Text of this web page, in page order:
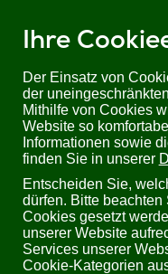
Ihre
Der Einsatz von
der
Mithilfe von Cookies
Website so
Informationen sowie
finden Sie in unserer
Entscheiden Sie,
dürfen. Bitte
Cookies gesetzt
unserer Website
Services unserer
Cookie-Kategorien
Sie befinden sich hier:
kvm-tec MASTERflex Serie |
kvm-tec MASTERflex
over IP